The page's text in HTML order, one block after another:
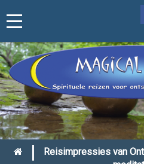
|
Reisimpressies van